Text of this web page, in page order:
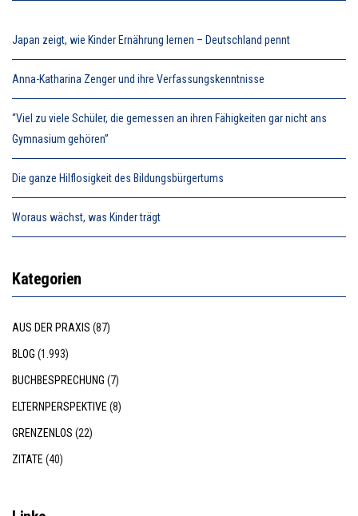
Japan zeigt, wie Kinder Ernährung lernen – Deutschland pennt
Anna-Katharina Zenger und ihre Verfassungskenntnisse
“Viel zu viele Schüler, die gemessen an ihren Fähigkeiten gar nicht ans
Gymnasium gehören”
Die ganze Hilflosigkeit des Bildungsbürgertums
Woraus wächst, was Kinder trägt
Kategorien
AUS DER PRAXIS (87)
BLOG (1.993)
BUCHBESPRECHUNG (7)
ELTERNPERSPEKTIVE (8)
GRENZENLOS (22)
ZITATE (40)